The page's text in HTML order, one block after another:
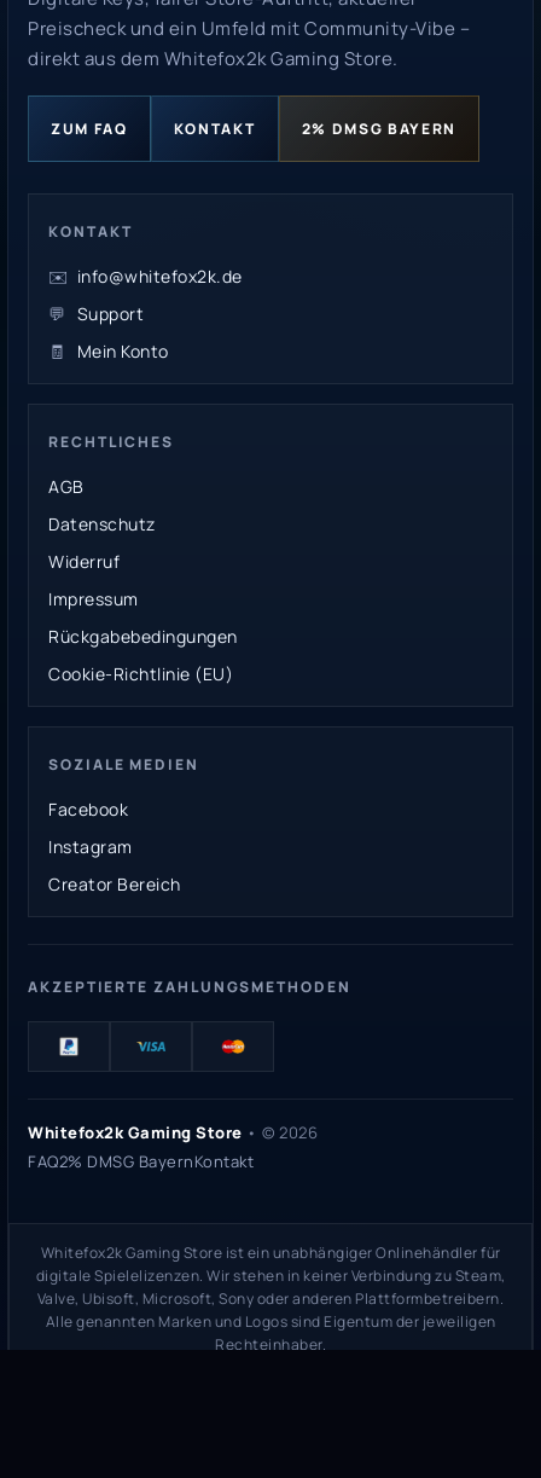
Preischeck und ein Umfeld mit Community-Vibe –
direkt aus dem Whitefox2k Gaming Store.
ZUM FAQ KONTAKT 2% DMSG BAYERN
KONTAKT
✉️ info@whitefox2k.de
💬 Support
🧾
Mein Konto
RECHTLICHES
AGB
Datenschutz
Widerruf
Impressum
Rückgabebedingungen
Cookie-Richtlinie (EU)
SOZIALE MEDIEN
Facebook
Instagram
Creator Bereich
AKZEPTIERTE ZAHLUNGSMETHODEN
Whitefox2k Gaming Store • © 2026
FAQ2% DMSG BayernKontakt
Whitefox2k Gaming Store ist ein unabhängiger Onlinehändler für
digitale Spielelizenzen. Wir stehen in keiner Verbindung zu Steam,
Valve, Ubisoft, Microsoft, Sony oder anderen Plattformbetreibern.
Alle genannten Marken und Logos sind Eigentum der jeweiligen
Rechteinhaber.